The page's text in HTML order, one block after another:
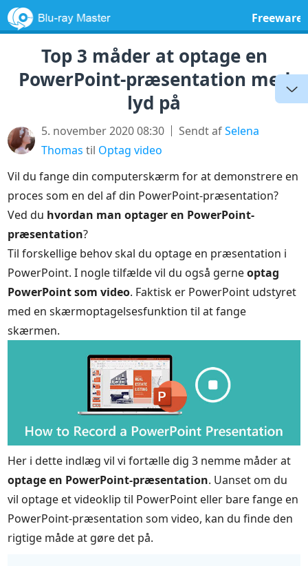
Freeware
Top 3 måder at optage en
PowerPoint-præsentation med
lyd på
5. november 2020 08:30 Sendt afSelena
Thomas til Optag video
Vil du fange din computerskærm for at demonstrere en
proces som en del af din PowerPoint-præsentation?
Ved du hvordan man optager en PowerPoint-
præsentation?
Til forskellige behov skal du optage en præsentation i
PowerPoint. I nogle tilfælde vil du også gerneoptag
PowerPoint som video. Faktisk er PowerPoint udstyret
med en skærmoptagelsesfunktion til at fange
skærmen.
Her i dette indlæg vil vi fortælle dig 3 nemme måder at
optage en PowerPoint-præsentation. Uanset om du
vil optage et videoklip til PowerPoint eller bare fange en
PowerPoint-præsentation som video, kan du finde den
rigtige måde at gøre det på.